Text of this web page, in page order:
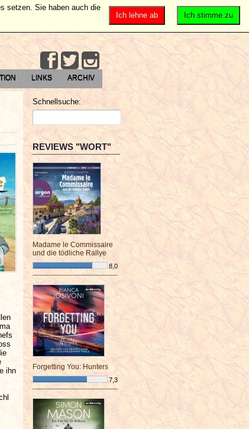
LINKS ARCHIV
ihn
Schnellsuche:
REVIEWS "WORT"
Madame le Commissaire
und die tödliche Rallye
8,0
¯¯¯¯¯¯¯¯¯¯¯¯¯¯¯¯¯¯¯¯¯¯¯¯
Forgetting You: Hunters
7,3
¯¯¯¯¯¯¯¯¯¯¯¯¯¯¯¯¯¯¯¯¯¯¯¯
Ich stimme zu
Ich lehne ab
setzen. Sie haben auch die